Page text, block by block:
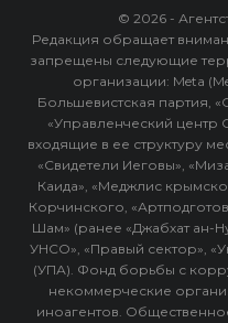
© 2026 -
Редакция обращает
запрещены следующие
организации: Meta
Большевистская партия,
«Управленческий центр
входящие в ее структуру
«Свидетели Иеговы»,
Каида», «Меджлис
Корчинского,
Шам» (ранее «Джабхат ан-
УНСО», «Правый сектор»,
(УПА). Фонд борьбы с
некоммерческие
иноагентов.